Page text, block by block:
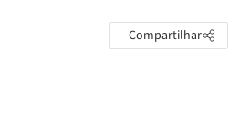
Compartilhar